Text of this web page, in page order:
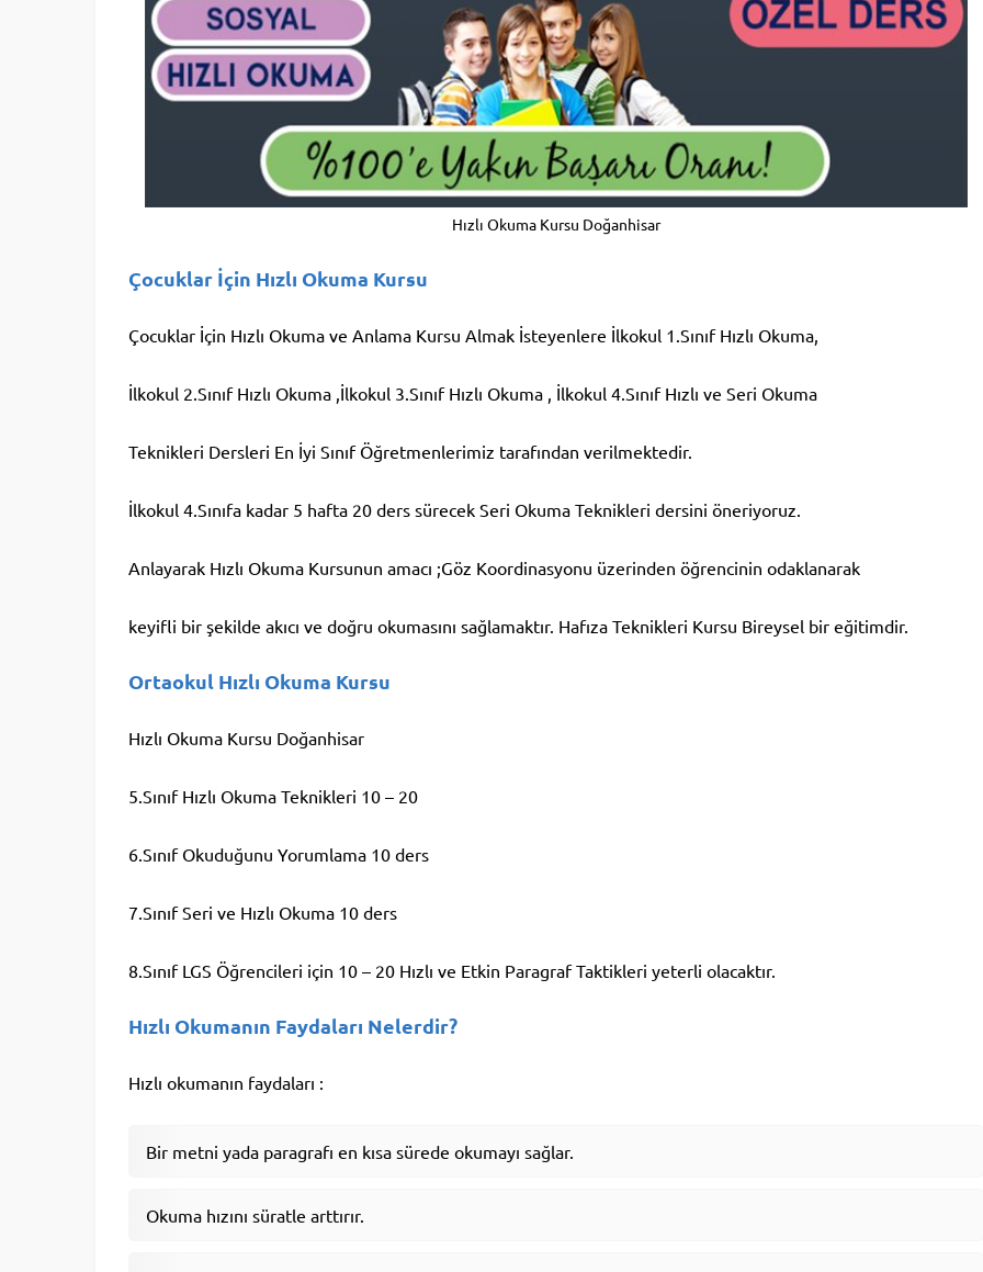
Hızlı Okuma Kursu Doğanhisar
Çocuklar İçin Hızlı Okuma Kursu
Çocuklar İçin Hızlı Okuma ve Anlama Kursu Almak İsteyenlere İlkokul 1.Sınıf Hızlı Okuma,
İlkokul 2.Sınıf Hızlı Okuma ,İlkokul 3.Sınıf Hızlı Okuma , İlkokul 4.Sınıf Hızlı ve Seri Okuma
Teknikleri Dersleri En İyi Sınıf Öğretmenlerimiz tarafından verilmektedir.
İlkokul 4.Sınıfa kadar 5 hafta 20 ders sürecek Seri Okuma Teknikleri dersini öneriyoruz.
Anlayarak Hızlı Okuma Kursunun amacı ;Göz Koordinasyonu üzerinden öğrencinin odaklanarak
keyifli bir şekilde akıcı ve doğru okumasını sağlamaktır. Hafıza Teknikleri Kursu Bireysel bir eğitimdir.
Ortaokul Hızlı Okuma Kursu
Hızlı Okuma Kursu Doğanhisar
5.Sınıf Hızlı Okuma Teknikleri 10 – 20
6.Sınıf Okuduğunu Yorumlama 10 ders
7.Sınıf Seri ve Hızlı Okuma 10 ders
8.Sınıf LGS Öğrencileri için 10 – 20 Hızlı ve Etkin Paragraf Taktikleri yeterli olacaktır.
Hızlı Okumanın Faydaları Nelerdir?
Hızlı okumanın faydaları :
Bir metni yada paragrafı en kısa sürede okumayı sağlar.
Okuma hızını süratle arttırır.